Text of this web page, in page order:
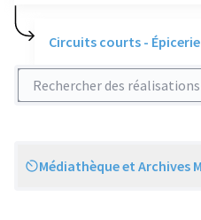
Circuits courts -
Rechercher des réalisations
Scope
Médiathèque et Archives